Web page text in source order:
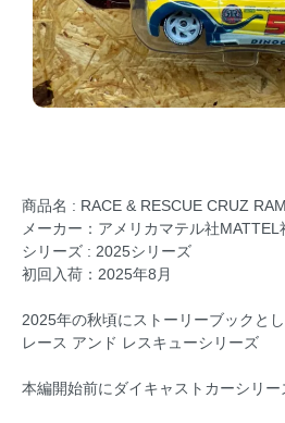
商品名 : RACE & RESCUE CRUZ
メーカー：アメリカマテル社MATTEL
シリーズ : 2025シリーズ
初回入荷：2025年8月
2025年の秋頃にストーリーブックと
レース アンド レスキューシリーズ
本編開始前にダイキャストカーシリー